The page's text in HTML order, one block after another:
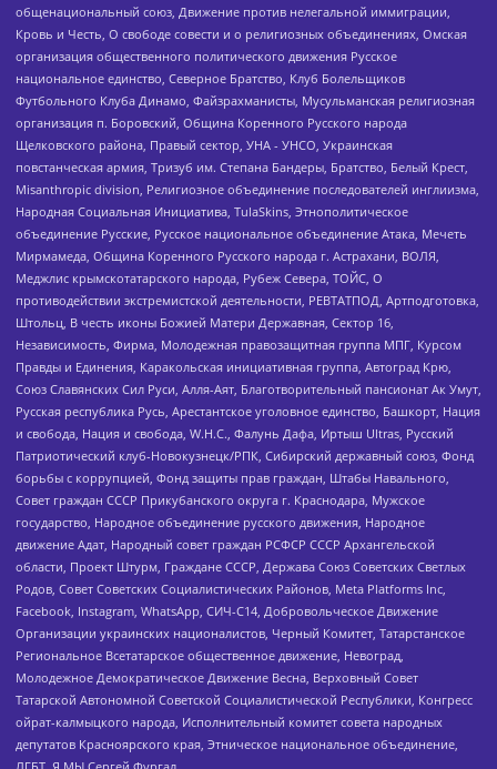
общенациональный союз, Движение против нелегальной иммиграции,
Кровь и Честь, О свободе совести и о религиозных объединениях, Омская
организация общественного политического движения Русское
национальное единство, Северное Братство, Клуб Болельщиков
Футбольного Клуба Динамо, Файзрахманисты, Мусульманская религиозная
организация п. Боровский, Община Коренного Русского народа
Щелковского района, Правый сектор, УНА - УНСО, Украинская
повстанческая армия, Тризуб им. Степана Бандеры, Братство, Белый Крест,
Misanthropic division, Религиозное объединение последователей инглиизма,
Народная Социальная Инициатива, TulaSkins, Этнополитическое
объединение Русские, Русское национальное объединение Атака, Мечеть
Мирмамеда, Община Коренного Русского народа г. Астрахани, ВОЛЯ,
Меджлис крымскотатарского народа, Рубеж Севера, ТОЙС, О
противодействии экстремистской деятельности, РЕВТАТПОД, Артподготовка,
Штольц, В честь иконы Божией Матери Державная, Сектор 16,
Независимость, Фирма, Молодежная правозащитная группа МПГ, Курсом
Правды и Единения, Каракольская инициативная группа, Автоград Крю,
Союз Славянских Сил Руси, Алля-Аят, Благотворительный пансионат Ак Умут,
Русская республика Русь, Арестантское уголовное единство, Башкорт, Нация
и свобода, Нация и свобода, W.H.С., Фалунь Дафа, Иртыш Ultras, Русский
Патриотический клуб-Новокузнецк/РПК, Сибирский державный союз, Фонд
борьбы с коррупцией, Фонд защиты прав граждан, Штабы Навального,
Совет граждан СССР Прикубанского округа г. Краснодара, Мужское
государство, Народное объединение русского движения, Народное
движение Адат, Народный совет граждан РСФСР СССР Архангельской
области, Проект Штурм, Граждане СССР, Держава Союз Советских Светлых
Родов, Совет Советских Социалистических Районов, Meta Platforms Inc,
Facebook, Instagram, WhatsApp, СИЧ-С14, Добровольческое Движение
Организации украинских националистов, Черный Комитет, Татарстанское
Региональное Всетатарское общественное движение, Невоград,
Молодежное Демократическое Движение Весна, Верховный Совет
Татарской Автономной Советской Социалистической Республики, Конгресс
ойрат-калмыцкого народа, Исполнительный комитет совета народных
депутатов Красноярского края, Этническое национальное объединение,